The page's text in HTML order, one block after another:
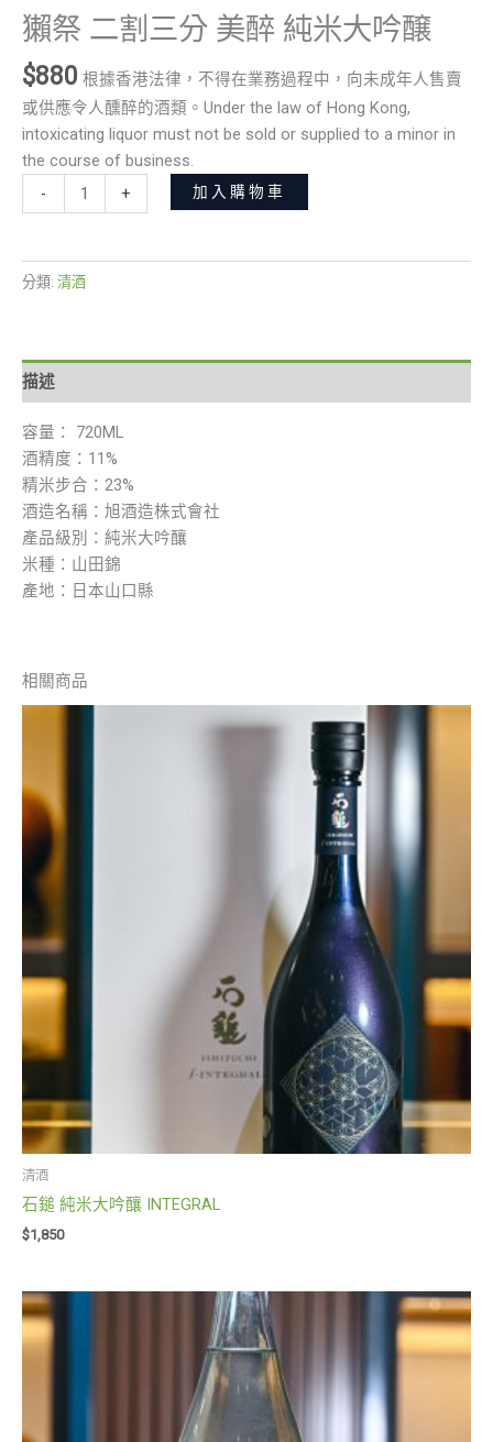
獺祭 二割三分 美醉 純米大吟醸
$880 根據香港法律，不得在業務過程中，向未成年人售賣
或供應令人醺醉的酒類。Under the law of Hong Kong,
intoxicating liquor must not be sold or supplied to a minor in
the course of business.
-
+ 加入購物車
分類: 清酒
描述
容量： 720ML
酒精度：11%
精米步合：23%
酒造名稱：旭酒造株式會社
產品級別：純米大吟釀
米種：山田錦
產地：日本山口縣
相關商品
清酒
石鎚 純米大吟釀 INTEGRAL
$1,850